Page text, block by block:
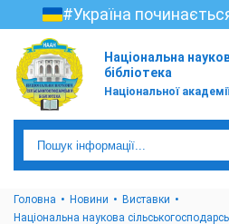
#Україна
Національна
бібліотека
Національної
Головна Новини
Виставки
Національна наукова